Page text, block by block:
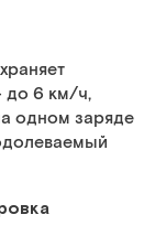
до 6 км/ч,
одном заряде